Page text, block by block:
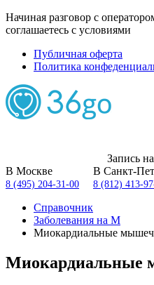
Начиная разговор с
соглашаетесь с условиями
Публичная оферта
Политика
Запись
В Москве
8 (495) 204-31-00
В Санкт-
8 (812) 413-
Справочник
Заболевания на М
Миокардиальные
Миокардиальные